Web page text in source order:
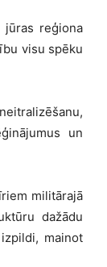
jūras reģiona
visu spēku
un
militārajā
dažādu
mainot